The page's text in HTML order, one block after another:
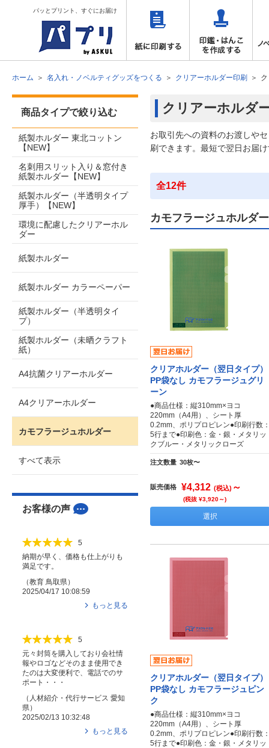
パッとプリント、すぐにお届け
ホーム 名入れ・ノベルティグッズをつくる クリアーホルダー印刷
クリアーホルダ
お取引先への資料のお渡しや
刷できます。最短で翌日お届
全12件
カモフラージュホルダー
クリアホルダー（翌日タイプ）
PP袋なし カモフラージュグリ
ーン
●商品仕様：縦310mm×ヨコ
220mm（A4用）、シート厚
0.2mm、ポリプロピレン●印刷行数
5行まで●印刷色：金・銀・メタリッ
クブルー・メタリックローズ
注文数量 30枚〜
販売価格 ¥4,312 (税込) ～
(税抜 ¥3,920～)
選択
クリアホルダー（翌日タイプ）
PP袋なし カモフラージュピン
ク
●商品仕様：縦310mm×ヨコ
220mm（A4用）、シート厚
0.2mm、ポリプロピレン●印刷行数
5行まで●印刷色：金・銀・メタリッ
商品タイプで絞り込む
紙製ホルダー 東北コットン
【NEW】
名刺用スリット入り＆窓付き
紙製ホルダー【NEW】
紙製ホルダー（半透明タイプ
厚手）【NEW】
環境に配慮したクリアーホル
ダー
紙製ホルダー
紙製ホルダー カラーペーパー
紙製ホルダー（半透明タイ
プ）
紙製ホルダー（未晒クラフト
紙）
A4抗菌クリアーホルダー
A4クリアーホルダー
カモフラージュホルダー
すべて表示
お客様の声
5
納期が早く、価格も仕上がりも
満足です。
（教育 鳥取県 ）
2025/04/17 10:08:59
もっと見る
5
元々封筒を購入しており会社情
報やロゴなどそのまま使用でき
たのは大変便利で、電話でのサ
ポート・・・
（ 人材紹介・代行サービス 愛知
県）
2025/02/13 10:32:48
もっと見る